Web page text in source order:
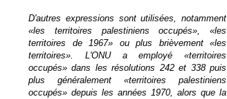
D'autres expressions sont utilisées, notamment
«les territoires palestiniens occupés», «les
territoires de 1967» ou plus brièvement «les
territoires». L'ONU a employé «territoires
occupés» dans les résolutions 242 et 338 puis
plus généralement «territoires palestiniens
occupés» depuis les années 1970, alors que la